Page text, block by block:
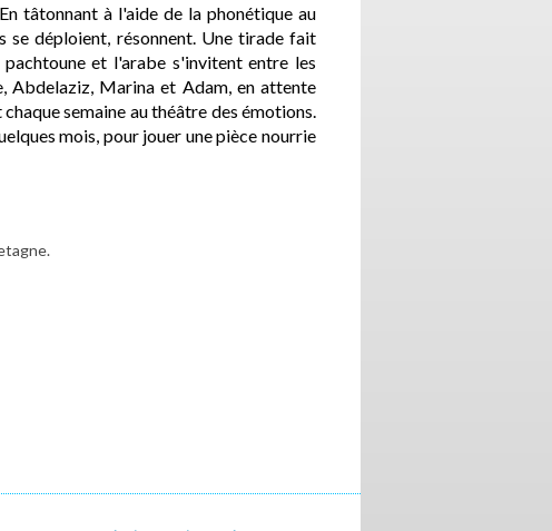
tâtonnant à l'aide de la phonétique au
se déploient, résonnent. Une tirade fait
et l'arabe s'invitent entre les
Abdelaziz, Marina et Adam, en attente
semaine au théâtre des émotions.
mois, pour jouer une pièce nourrie